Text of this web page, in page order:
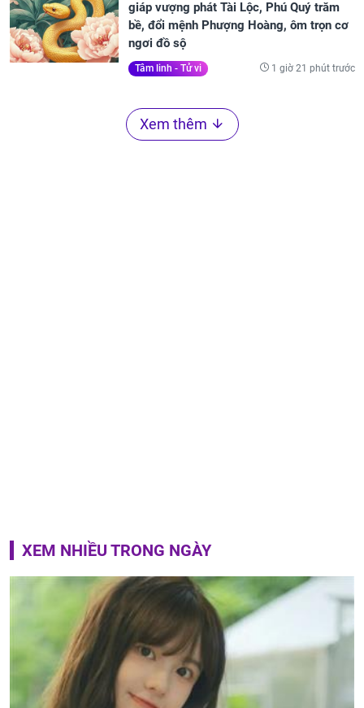
giáp vượng phát Tài Lộc, Phú Quý trăm
bề, đổi mệnh Phượng Hoàng, ôm trọn cơ
ngơi đồ sộ
Tâm linh - Tử vi 1 giờ 21 phút trước
Xem thêm
XEM NHIỀU TRONG NGÀY